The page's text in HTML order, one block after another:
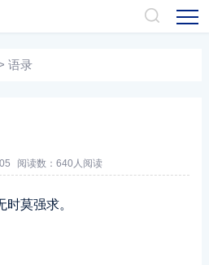
语录
阅读数： 640人阅读
莫强求。